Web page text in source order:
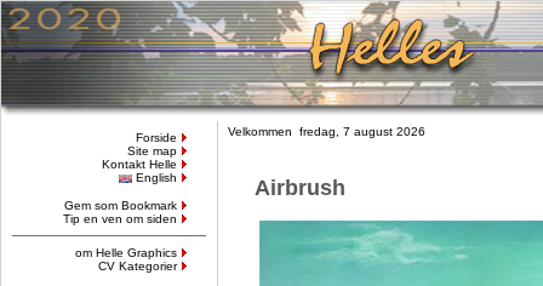
Forside
Site map
Kontakt Helle
English
Gem som Bookmark
Tip en ven om siden
om Helle Graphics
CV Kategorier
Velkommen fredag, 7 august 2026
Airbrush